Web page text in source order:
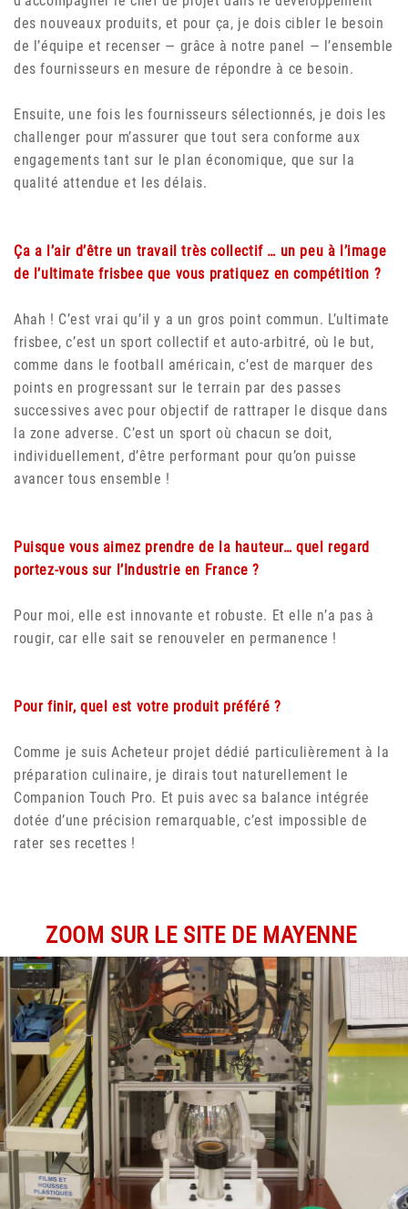
des nouveaux produits, et pour ça, je dois cibler le besoin
de l’équipe et recenser — grâce à notre panel — l’ensemble
des fournisseurs en mesure de répondre à ce besoin.
Ensuite, une fois les fournisseurs sélectionnés, je dois les
challenger pour m’assurer que tout sera conforme aux
engagements tant sur le plan économique, que sur la
qualité attendue et les délais.
Ça a l’air d’être un travail très collectif … un peu à l’image
de l’ultimate frisbee que vous pratiquez en compétition ?
Ahah ! C’est vrai qu’il y a un gros point commun. L’ultimate
frisbee, c’est un sport collectif et auto-arbitré, où le but,
comme dans le football américain, c’est de marquer des
points en progressant sur le terrain par des passes
successives avec pour objectif de rattraper le disque dans
la zone adverse. C’est un sport où chacun se doit,
individuellement, d’être performant pour qu’on puisse
avancer tous ensemble !
Puisque vous aimez prendre de la hauteur… quel regard
portez-vous sur l’Industrie en France ?
Pour moi, elle est innovante et robuste. Et elle n’a pas à
rougir, car elle sait se renouveler en permanence !
Pour finir, quel est votre produit préféré ?
Comme je suis Acheteur projet dédié particulièrement à la
préparation culinaire, je dirais tout naturellement le
Companion Touch Pro. Et puis avec sa balance intégrée
dotée d’une précision remarquable, c’est impossible de
rater ses recettes !
ZOOM SUR LE SITE DE MAYENNE